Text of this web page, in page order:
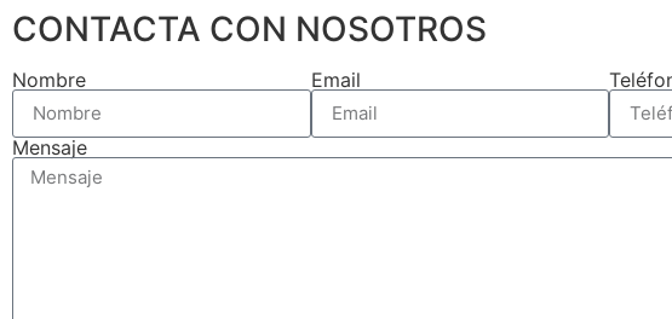
CONTACTA CON NOSOTROS
Nombre Email
Mensaje